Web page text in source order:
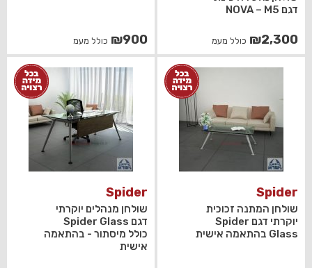
דגם NOVA – M5
₪2,300 כולל מעמ ₪900 כולל מעמ
Spider
שולחן המתנה זכוכית
יוקרתי דגם Spider
Glass בהתאמה אישית
Spider
שולחן מנהלים יוקרתי
דגם Spider Glass
כולל מיסתור - בהתאמה
אישית